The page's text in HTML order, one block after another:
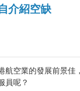
介紹空缺
空業的發展前景
員呢？